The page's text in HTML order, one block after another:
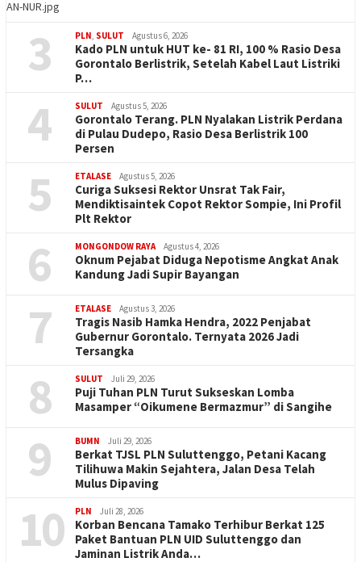
AN-NUR.jpg
3 PLN SULUT Agustus 6, 2026
Kado PLN untuk HUT ke- 81 RI, 100 % Rasio Desa
Gorontalo Berlistrik, Setelah Kabel Laut Listriki
P…
4 SULUT Agustus 5, 2026
Gorontalo Terang. PLN Nyalakan Listrik Perdana
di Pulau Dudepo, Rasio Desa Berlistrik 100
Persen
5 ETALASE Agustus 5, 2026
Curiga Suksesi Rektor Unsrat Tak Fair,
Mendiktisaintek Copot Rektor Sompie, Ini Profil
Plt Rektor
6 MONGONDOW RAYA Agustus 4, 2026
Oknum Pejabat Diduga Nepotisme Angkat Anak
Kandung Jadi Supir Bayangan
7 ETALASE Agustus 3, 2026
Tragis Nasib Hamka Hendra, 2022 Penjabat
Gubernur Gorontalo. Ternyata 2026 Jadi
Tersangka
8 SULUT Juli 29, 2026
Puji Tuhan PLN Turut Sukseskan Lomba
Masamper “Oikumene Bermazmur” di Sangihe
9 BUMN Juli 29, 2026
Berkat TJSL PLN Suluttenggo, Petani Kacang
Tilihuwa Makin Sejahtera, Jalan Desa Telah
Mulus Dipaving
10 PLN Juli 28, 2026
Korban Bencana Tamako Terhibur Berkat 125
Paket Bantuan PLN UID Suluttenggo dan
Jaminan Listrik Anda…